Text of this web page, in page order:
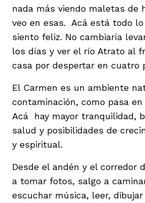
nada más viendo maletas de
veo en esas. Acá está todo
siento feliz. No cambiaría
los días y ver el río Atrato al
casa por despertar en cuatro
El Carmen es un ambiente
contaminación, como pasa
Acá hay mayor tranquilidad,
salud y posibilidades de
y espiritual.
Desde el andén y el corredor
a tomar fotos, salgo a
escuchar música, leer,